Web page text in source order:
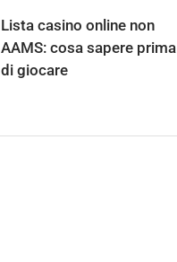
Lista casino online non
AAMS: cosa sapere prima
di giocare